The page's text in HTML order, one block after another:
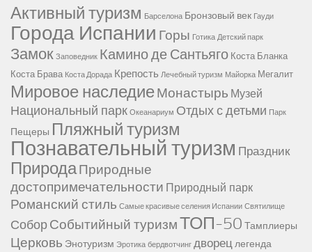
Активный туризм Барселона Бронзовый век Гауди
Города Испании Горы Готика Детский парк
Замок Заповедник Камино де Сантьяго Коста Бланка
Коста Брава Коста Дорада Крепость Лечебный туризм Майорка Мегалит
Мировое наследиеМонастырь Музей
Национальный парк Океанариум Отдых с детьми Парк
Пещеры Пляжный туризм
Познавательный туризм Праздник
ПриродаПриродные
достопримечательности Природный парк
Романский стиль Самые красивые селения Испании Святилище
СоборСобытийный туризмТОП-50 Тамплиеры
Церковь Энотуризм Эротика бердвотчинг дворецлегенда